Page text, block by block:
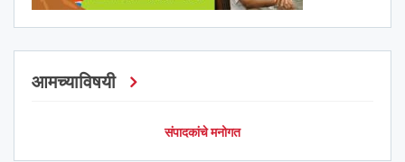
आमच्याविषयी
संपादकांचे मनोगत